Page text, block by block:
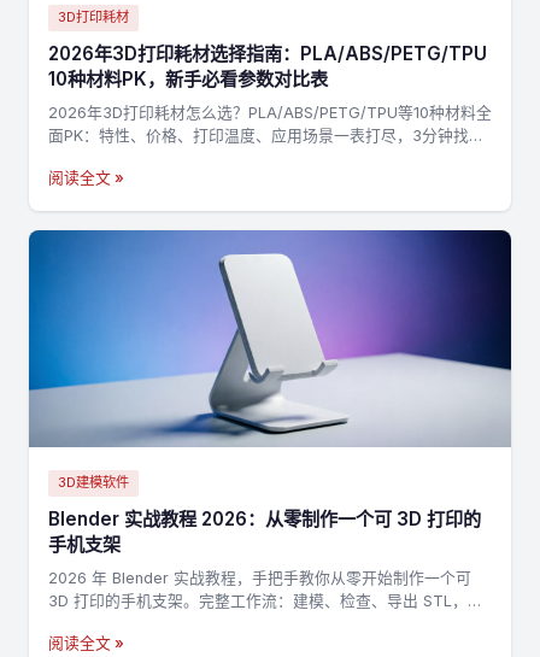
3D打印耗材
2026年3D打印耗材选择指南：PLA/ABS/PETG/TPU
10种材料PK，新手必看参数对比表
2026年3D打印耗材怎么选？PLA/ABS/PETG/TPU等10种材料全
面PK：特性、价格、打印温度、应用场景一表打尽，3分钟找到
阅读全文 »
3D建模软件
Blender 实战教程 2026：从零制作一个可 3D 打印的
手机支架
2026 年 Blender 实战教程，手把手教你从零开始制作一个可
3D 打印的手机支架。完整工作流：建模、检查、导出 STL，适
阅读全文 »